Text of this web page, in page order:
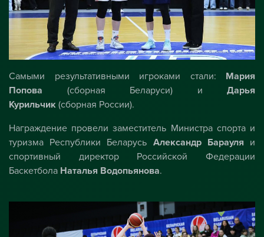
Самыми результативными игроками стали:
Мария
Попова
(сборная Беларуси) и
Дарья
Курильчик (сборная России).
Награждение провели заместитель Министра спорта и
туризма Республики Беларусь Александр Барауля и
спортивный директор Российской Федерации
Баскетбола Наталья Водопьянова.